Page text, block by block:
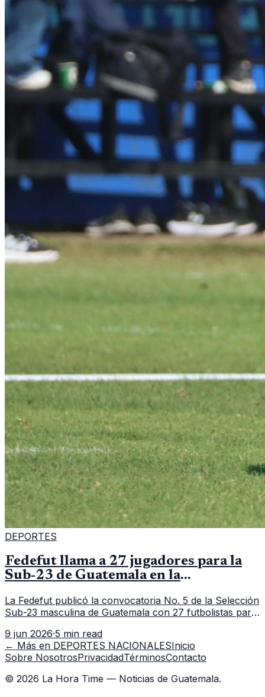
DEPORTES
Fedefut llama a 27 jugadores para la
Sub-23 de Guatemala en la
La Fedefut publicó la convocatoria No. 5 de la Selección
Sub-23 masculina de Guatemala con 27 futbolistas para
9 jun 2026·5 min read
← Más en DEPORTES NACIONALESInicio
Sobre NosotrosPrivacidadTérminosContacto
© 2026 La Hora Time — Noticias de Guatemala.